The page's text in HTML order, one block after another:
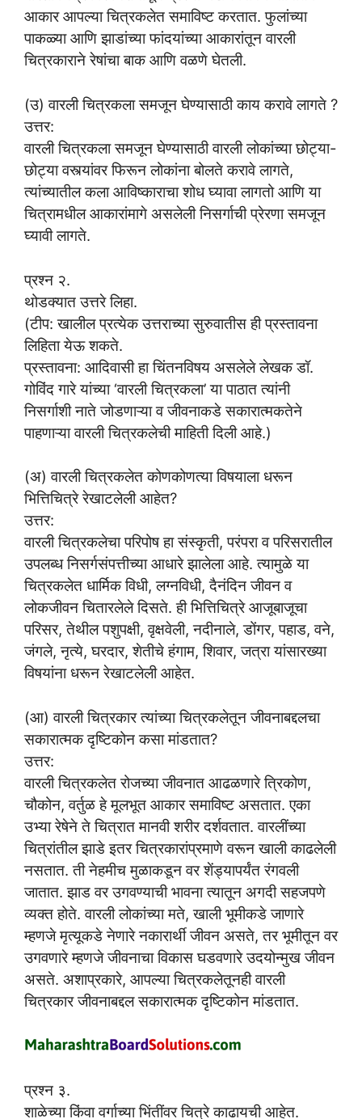
आकार आपल्या चित्रकलेत समाविष्ट करतात. फुलांच्या
पाकळ्या आणि झाडांच्या फांदयांच्या आकारांतून वारली
चित्रकाराने रेषांचा बाक आणि वळणे घेतली.
(उ) वारली चित्रकला समजून घेण्यासाठी काय करावे लागते ?
उत्तर:
वारली चित्रकला समजून घेण्यासाठी वारली लोकांच्या छोट्या-
छोट्या वस्त्यांवर फिरून लोकांना बोलते करावे लागते,
त्यांच्यातील कला आविष्काराचा शोध घ्यावा लागतो आणि या
चित्रामधील आकारांमागे असलेली निसर्गाची प्रेरणा समजून
घ्यावी लागते.
प्रश्न २.
थोडक्यात उत्तरे लिहा.
(टीप: खालील प्रत्येक उत्तराच्या सुरुवातीस ही प्रस्तावना
लिहिता येऊ शकते.
प्रस्तावना: आदिवासी हा चिंतनविषय असलेले लेखक डॉ.
गोविंद गारे यांच्या ‘वारली चित्रकला’ या पाठात त्यांनी
निसर्गाशी नाते जोडणाऱ्या व जीवनाकडे सकारात्मकतेने
पाहणाऱ्या वारली चित्रकलेची माहिती दिली आहे.)
(अ) वारली चित्रकलेत कोणकोणत्या विषयाला धरून
भित्तिचित्रे रेखाटलेली आहेत?
उत्तर:
वारली चित्रकलेचा परिपोष हा संस्कृती, परंपरा व परिसरातील
उपलब्ध निसर्गसंपत्तीच्या आधारे झालेला आहे. त्यामुळे या
चित्रकलेत धार्मिक विधी, लग्नविधी, दैनंदिन जीवन व
लोकजीवन चितारलेले दिसते. ही भित्तिचित्रे आजूबाजूचा
परिसर, तेथील पशुपक्षी, वृक्षवेली, नदीनाले, डोंगर, पहाड, वने,
जंगले, नृत्ये, घरदार, शेतीचे हंगाम, शिवार, जत्रा यांसारख्या
विषयांना धरून रेखाटलेली आहेत.
(आ) वारली चित्रकार त्यांच्या चित्रकलेतून जीवनाबद्दलचा
सकारात्मक दृष्टिकोन कसा मांडतात?
उत्तर:
वारली चित्रकलेत रोजच्या जीवनात आढळणारे त्रिकोण,
चौकोन, वर्तुळ हे मूलभूत आकार समाविष्ट असतात. एका
उभ्या रेषेने ते चित्रात मानवी शरीर दर्शवतात. वारलींच्या
चित्रांतील झाडे इतर चित्रकारांप्रमाणे वरून खाली काढलेली
नसतात. ती नेहमीच मुळाकडून वर शेंड्यापर्यंत रंगवली
जातात. झाड वर उगवण्याची भावना त्यातून अगदी सहजपणे
व्यक्त होते. वारली लोकांच्या मते, खाली भूमीकडे जाणारे
म्हणजे मृत्यूकडे नेणारे नकारार्थी जीवन असते, तर भूमीतून वर
उगवणारे म्हणजे जीवनाचा विकास घडवणारे उदयोन्मुख जीवन
असते. अशाप्रकारे, आपल्या चित्रकलेतूनही वारली
चित्रकार जीवनाबद्दल सकारात्मक दृष्टिकोन मांडतात.
प्रश्न ३.
शाळेच्या किंवा वर्गाच्या भिंतींवर चित्रे काढायची आहेत.